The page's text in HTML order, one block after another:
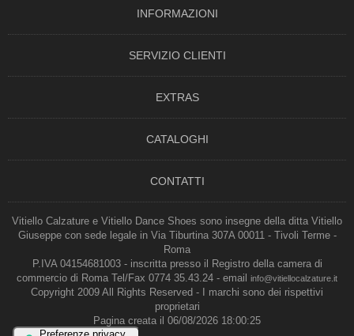
INFORMAZIONI
SERVIZIO CLIENTI
EXTRAS
CATALOGHI
CONTATTI
Vitiello Calzature e Vitiello Dance Shoes sono insegne della ditta Vitiello
Giuseppe con sede legale in Via Tiburtina 307A 00011 - Tivoli Terme -
Roma
P.IVA 04154681003 - inscritta presso il Registro della camera di
commercio di Roma Tel/Fax 0774 35.43.24 - email
info@vitiellocalzature.it
Copyright 2009 All Rights Reserved - I marchi sono dei rispettivi
proprietari
Pagina creata il 06/08/2026 18:00:25